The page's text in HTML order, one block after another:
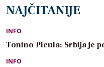
NAJČITANIJE
INFO
Tonino Picula: Srbija je
INFO